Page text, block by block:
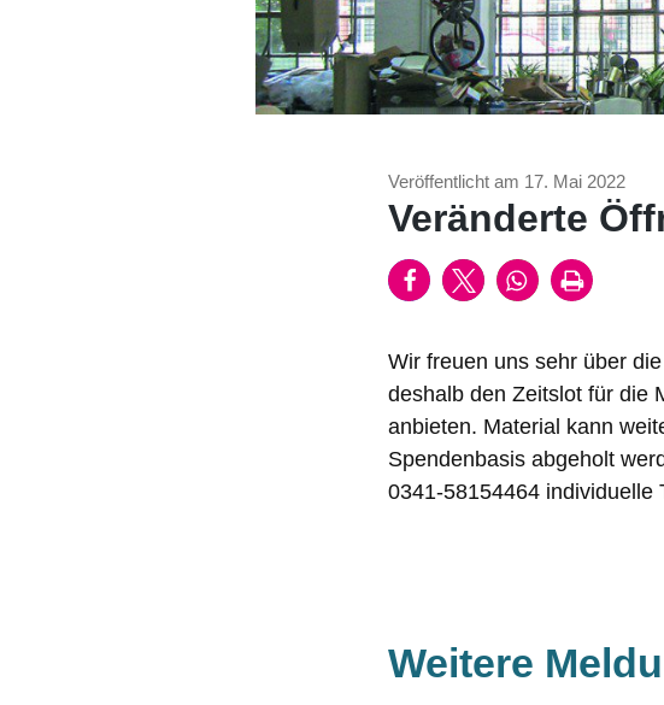
Veröffentlicht am 17. Mai 2022
Veränderte
Wir freuen uns sehr über
deshalb den Zeitslot für die
anbieten. Material kann
Spendenbasis abgeholt
0341-58154464 individuelle
Weitere